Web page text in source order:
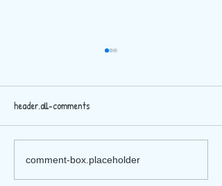
光子中醫學 ---- 鄧鐵濤教
授與劉頌豪院士共同創立
header.all-comments
comment-box.placeholder